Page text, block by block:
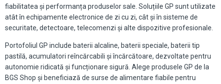
fiabilitatea și performanța produselor sale. Soluțiile GP sunt utilizate
atât în echipamente electronice de zi cu zi, cât și în sisteme de
securitate, detectoare, telecomenzi și alte dispozitive profesionale.
Portofoliul GP include baterii alcaline, baterii speciale, baterii tip
pastilă, acumulatori reîncărcabili și încărcătoare, dezvoltate pentru
autonomie ridicată și funcționare sigură. Alege produsele GP de la
BGS Shop și beneficiază de surse de alimentare fiabile pentru